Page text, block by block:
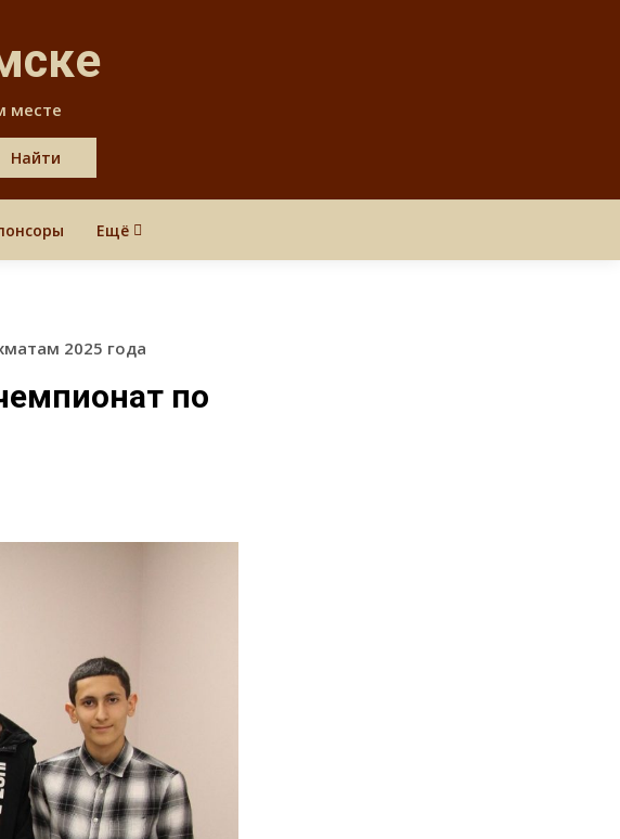
месте
Ещё
2025 года
по